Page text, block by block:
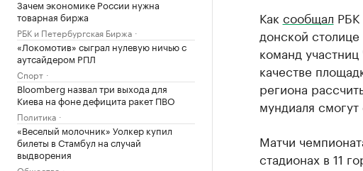
Зачем экономике России нужна
товарная биржа
РБК и Петербургская Биржа
«Локомотив» сыграл нулевую ничью с
аутсайдером РПЛ
Спорт
Bloomberg назвал три выхода для
Киева на фоне дефицита ракет ПВО
Политика
«Веселый молочник» Уолкер купил
билеты в Стамбул на случай
выдворения
Как сообщал РБК
донской
команд
качестве
региона
мундиаля смогут
Матчи
стадионах в 11